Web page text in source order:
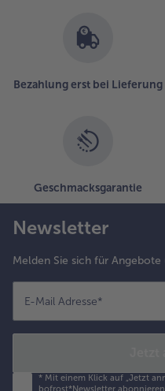
Bezahlung erst bei Lieferung
Geschmacksgarantie
Newsletter
Melden Sie sich für
E-Mail Adresse*
* Mit einem Klick auf „Jetzt
bofrost*Newsletter